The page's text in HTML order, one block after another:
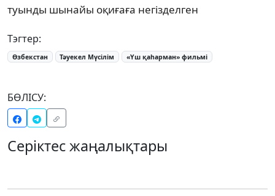
туынды шынайы оқиғаға негізделген
Тэгтер:
Өзбекстан Тәуекел Мүсілім «Үш қаһарман» фильмі
БӨЛІСУ:
Серіктес жаңалықтары